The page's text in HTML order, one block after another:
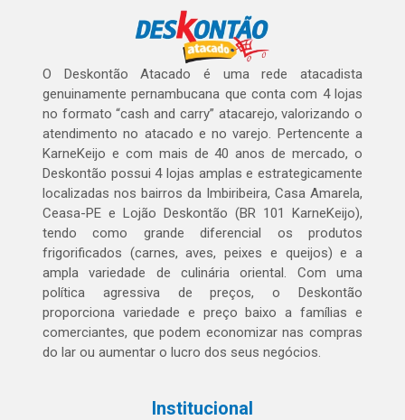
O Deskontão Atacado é uma rede atacadista
genuinamente pernambucana que conta com 4 lojas
no formato “cash and carry” atacarejo, valorizando o
atendimento no atacado e no varejo. Pertencente a
KarneKeijo e com mais de 40 anos de mercado, o
Deskontão possui 4 lojas amplas e estrategicamente
localizadas nos bairros da Imbiribeira, Casa Amarela,
Ceasa-PE e Lojão Deskontão (BR 101 KarneKeijo),
tendo como grande diferencial os produtos
frigorificados (carnes, aves, peixes e queijos) e a
ampla variedade de culinária oriental. Com uma
política agressiva de preços, o Deskontão
proporciona variedade e preço baixo a famílias e
comerciantes, que podem economizar nas compras
do lar ou aumentar o lucro dos seus negócios.
Institucional